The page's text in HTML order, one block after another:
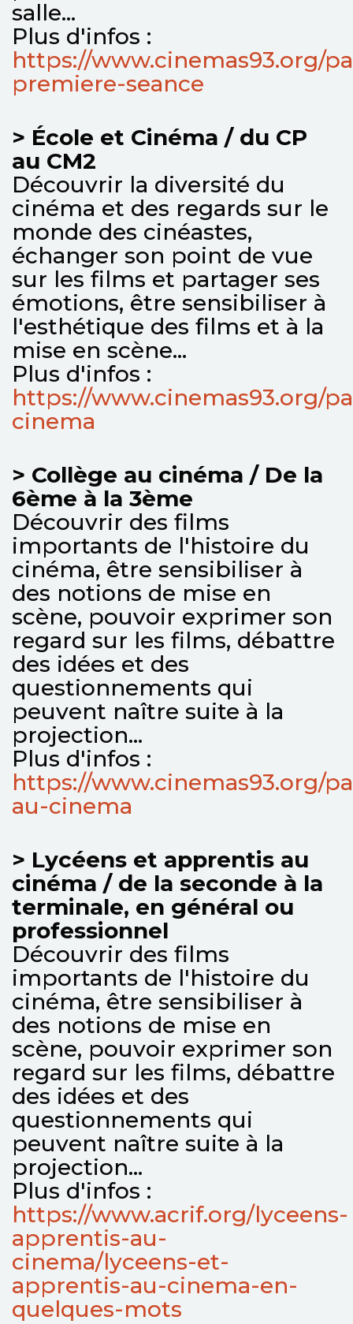
salle...
Plus d'infos :
https://www.cinemas93.org/
premiere-seance
> École et Cinéma / du CP
au CM2
Découvrir la diversité du
cinéma et des regards sur le
monde des cinéastes,
échanger son point de vue
sur les films et partager ses
émotions, être sensibiliser à
l'esthétique des films et à la
mise en scène...
Plus d'infos :
https://www.cinemas93.org/
cinema
> Collège au cinéma / De la
6ème à la 3ème
Découvrir des films
importants de l'histoire du
cinéma, être sensibiliser à
des notions de mise en
scène, pouvoir exprimer son
regard sur les films, débattre
des idées et des
questionnements qui
peuvent naître suite à la
projection...
Plus d'infos :
https://www.cinemas93.org/
au-cinema
> Lycéens et apprentis au
cinéma / de la seconde à la
terminale, en général ou
professionnel
Découvrir des films
importants de l'histoire du
cinéma, être sensibiliser à
des notions de mise en
scène, pouvoir exprimer son
regard sur les films, débattre
des idées et des
questionnements qui
peuvent naître suite à la
projection...
Plus d'infos :
https://www.acrif.org/lyceens-
apprentis-au-
cinema/lyceens-et-
apprentis-au-cinema-en-
quelques-mots